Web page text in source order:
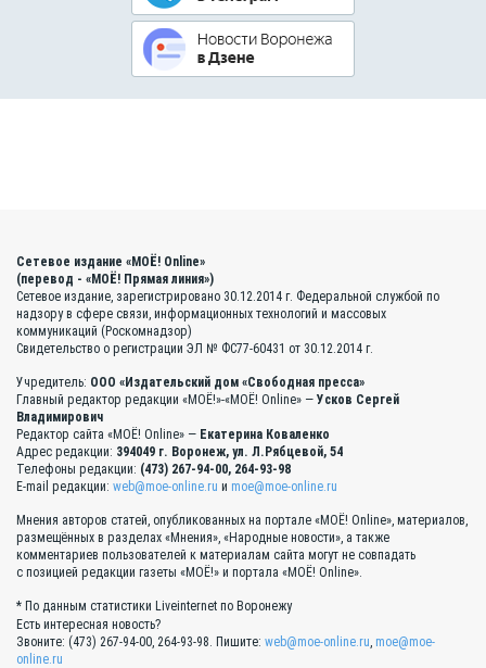
Сетевое издание «МОЁ! Online»
(перевод - «МОЁ! Прямая линия»)
Сетевое издание, зарегистрировано 30.12.2014 г. Федеральной службой по
надзору в сфере связи, информационных технологий и массовых
коммуникаций (Роскомнадзор)
Свидетельство о регистрации ЭЛ № ФС77-60431 от 30.12.2014 г.
Учредитель: ООО «Издательский дом «Свободная пресса»
Главный редактор редакции «МОЁ!»-«МОЁ! Online» — Усков Сергей
Владимирович
Редактор сайта «МОЁ! Online» — Екатерина Коваленко
Адрес редакции: 394049 г. Воронеж, ул. Л.Рябцевой, 54
Телефоны редакции: (473) 267-94-00, 264-93-98
E-mail редакции: web@moe-online.ru и moe@moe-online.ru
Мнения авторов статей, опубликованных на портале «МОЁ! Online», материалов,
размещённых в разделах «Мнения», «Народные новости», а также
комментариев пользователей к материалам сайта могут не совпадать
с позицией редакции газеты «МОЁ!» и портала «МОЁ! Online».
* По данным статистики Liveinternet по Воронежу
Есть интересная новость?
Звоните: (473) 267-94-00, 264-93-98. Пишите: web@moe-online.ru, moe@moe-
online.ru